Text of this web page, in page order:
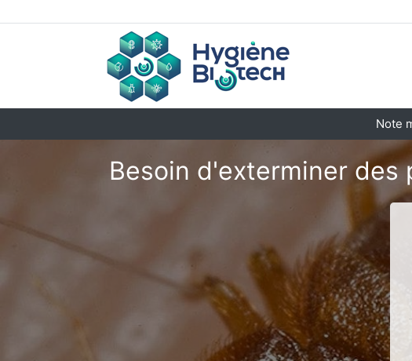
Note
Besoin d'exterminer des